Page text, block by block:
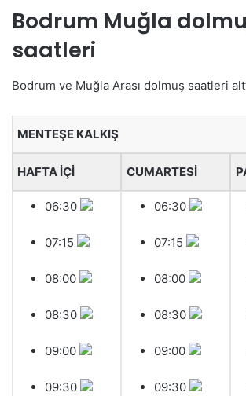
Bodrum Muğla
saatleri
Bodrum ve Muğla Arası dolmuş saatleri
MENTEŞE KALKIŞ
HAFTA İÇİ CUMARTESİ
06:30
07:15
08:00
08:30
09:00
09:30
06:30
07:15
08:00
08:30
09:00
09:30